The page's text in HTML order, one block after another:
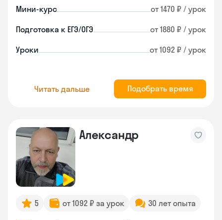
Мини-курс от 1470 ₽ / урок
Подготовка к ЕГЭ/ОГЭ от 1880 ₽ / урок
Уроки от 1092 ₽ / урок
Читать дальше Подобрать время
Александр
5 от 1092 ₽ за урок 30 лет опыта